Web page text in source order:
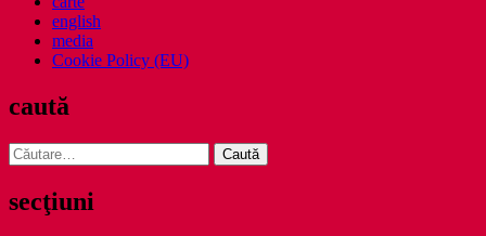
english
media
Cookie Policy (EU)
caută
Caută
după:
secţiuni